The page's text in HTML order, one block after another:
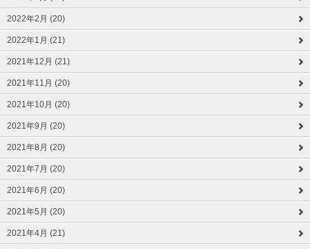
2022年2月 (20)
2022年1月 (21)
2021年12月 (21)
2021年11月 (20)
2021年10月 (20)
2021年9月 (20)
2021年8月 (20)
2021年7月 (20)
2021年6月 (20)
2021年5月 (20)
2021年4月 (21)